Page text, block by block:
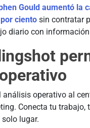
Gould aumentó la
ciento sin contratar
diario con
análisis operativo al
Conecta tu trabajo,
lugar.